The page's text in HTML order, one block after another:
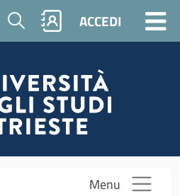
Salta al contenuto principale
Cerca ACCEDI
Menu